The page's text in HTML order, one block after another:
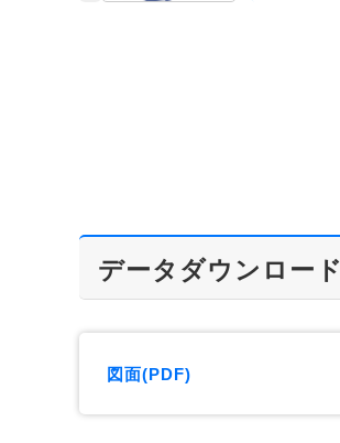
データダウンロード
図面(PDF)